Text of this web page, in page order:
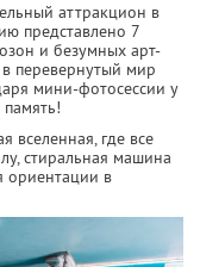
аттракцион в
представлено 7
и безумных арт-
в перевернутый мир
мини-фотосессии у
вселенная, где все
стиральная машина
ориентации в